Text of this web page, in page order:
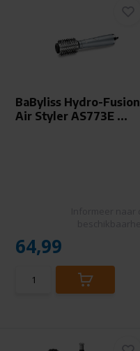
BaByliss Hydro-Fusion
Air Styler AS773E ...
64,99